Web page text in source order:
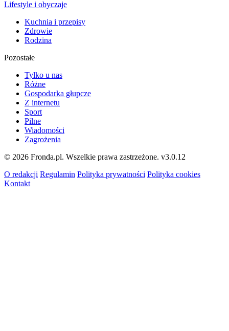
Lifestyle i obyczaje
Kuchnia i przepisy
Zdrowie
Rodzina
Pozostałe
Tylko u nas
Różne
Gospodarka głupcze
Z internetu
Sport
Pilne
Wiadomości
Zagrożenia
© 2026 Fronda.pl. Wszelkie prawa zastrzeżone. v3.0.12
O redakcji Regulamin Polityka prywatności Polityka cookies
Kontakt